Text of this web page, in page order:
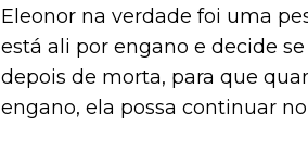
Eleonor na verdade foi uma
está ali por engano e decide
depois de morta, para que
engano, ela possa continuar